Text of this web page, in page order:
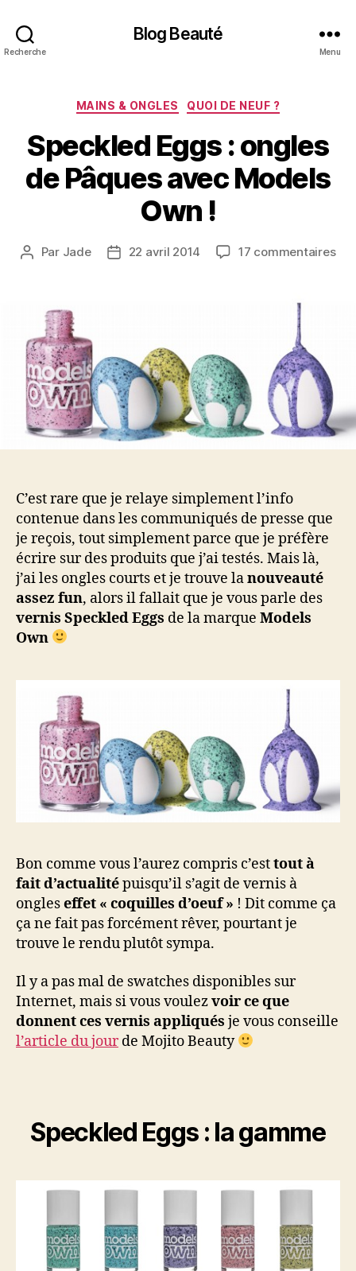
Recherche
Blog Beauté
Menu
Catégories
MAINS & ONGLES QUOI DE NEUF ?
Speckled Eggs : ongles
de Pâques avec Models
Own !
Auteur
Par Jade
Date22 avril 2014 17 commentairessur
!
C’est rare que je relaye simplement l’info
contenue dans les communiqués de presse que
je reçois, tout simplement parce que je préfère
écrire sur des produits que j’ai testés. Mais là,
j’ai les ongles courts et je trouve lanouveauté
assez fun, alors il fallait que je vous parle des
vernis Speckled Eggs de la marque Models
Own
Bon comme vous l’aurez compris c’esttout à
fait d’actualitépuisqu’il s’agit de vernis à
ongleseffet « coquilles d’oeuf » ! Dit comme ça
ça ne fait pas forcément rêver, pourtant je
trouve le rendu plutôt sympa.
Il y a pas mal de swatches disponibles sur
Internet, mais si vous voulezvoir ce que
donnent ces vernis appliqués je vous conseille
l’article du jourde Mojito Beauty
Speckled Eggs : la gamme